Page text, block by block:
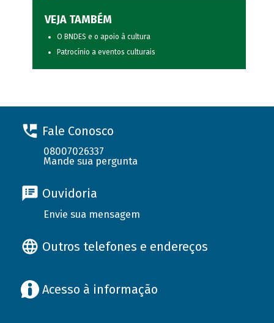
VEJA TAMBÉM
O BNDES e o apoio à cultura
Patrocínio a eventos culturais
Fale Conosco
08007026337
Mande sua pergunta
Ouvidoria
Envie sua mensagem
Outros telefones e endereços
Acesso à informação